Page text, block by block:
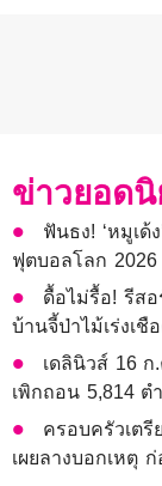
ข่าวยอด
ฟันธง! ‘หมูเด้
ฟุตบอลโลก 2026
ดื้อไม่รื้อ! รีส
บ้านจี้ป่าไม้เร่งเชื
เดลินิวส์ 16
เพิกถอน 5,814 ต
ครอบครัวเตรี
เผยลางบอกเหตุ